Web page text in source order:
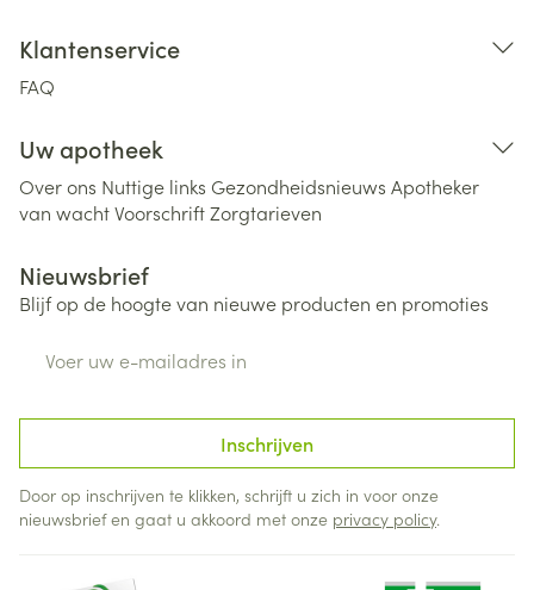
Klantenservice
FAQ
Uw apotheek
Over ons Nuttige links Gezondheidsnieuws Apotheker
van wachtVoorschriftZorgtarieven
Nieuwsbrief
Blijf op de hoogte van nieuwe producten en promoties
Inschrijven
Door op inschrijven te klikken, schrijft u zich in voor onze
nieuwsbrief en gaat u akkoord met onze privacy policy.